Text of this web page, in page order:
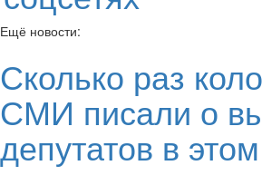
Ещё новости:
Сколько раз
СМИ писали о
депутатов в